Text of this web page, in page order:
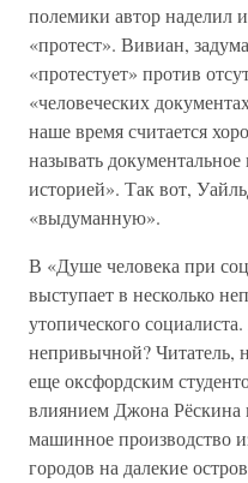
полемики автор
«протест». Вивиан,
«протестует» против
«человеческих
наше время считается
называть
историей». Так вот,
«выдуманную».
В «Душе человека при
выступает в несколько
утопического
непривычной? Читатель,
еще оксфордским
влиянием Джона Рёскина
машинное производство
городов на далекие